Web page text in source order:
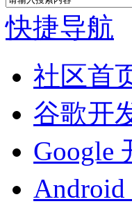
快捷导航
社区首
谷歌开
Google